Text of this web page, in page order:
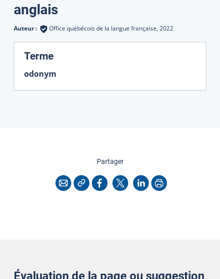
Traductions
anglais
Auteur : Office québécois de la langue française, 2022
Terme:
odonym
Partagercette page
CourrielCopier l'adresse
Facebook
X LinkedInImprimer
Évaluation de la page ou suggestion